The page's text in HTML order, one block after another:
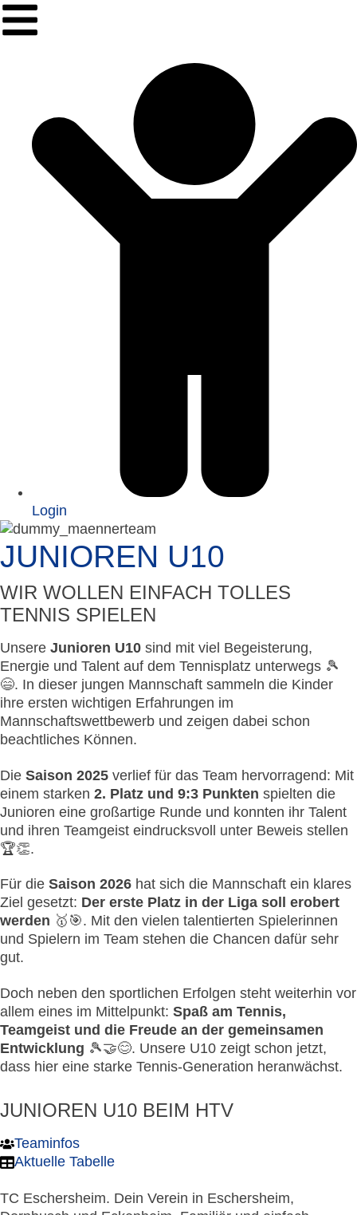
Login
JUNIOREN U10
WIR WOLLEN EINFACH TOLLES
TENNIS SPIELEN
Unsere Junioren U10 sind mit viel Begeisterung,
Energie und Talent auf dem Tennisplatz unterwegs 🎾
😄. In dieser jungen Mannschaft sammeln die Kinder
ihre ersten wichtigen Erfahrungen im
Mannschaftswettbewerb und zeigen dabei schon
beachtliches Können.
Die Saison 2025 verlief für das Team hervorragend: Mit
einem starken 2. Platz und 9:3 Punkten spielten die
Junioren eine großartige Runde und konnten ihr Talent
und ihren Teamgeist eindrucksvoll unter Beweis stellen
🏆👏.
Für die Saison 2026 hat sich die Mannschaft ein klares
Ziel gesetzt: Der erste Platz in der Liga soll erobert
werden 🥇🎯. Mit den vielen talentierten Spielerinnen
und Spielern im Team stehen die Chancen dafür sehr
gut.
Doch neben den sportlichen Erfolgen steht weiterhin vor
allem eines im Mittelpunkt: Spaß am Tennis,
Teamgeist und die Freude an der gemeinsamen
Entwicklung 🎾🤝😊. Unsere U10 zeigt schon jetzt,
dass hier eine starke Tennis-Generation heranwächst.
JUNIOREN U10 BEIM HTV
Teaminfos
Aktuelle Tabelle
TC Eschersheim. Dein Verein in Eschersheim,